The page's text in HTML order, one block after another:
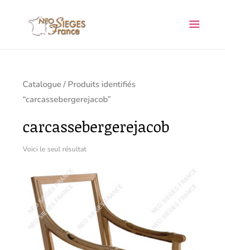
Catalogue / Produits identifiés
“carcassebergerejacob”
carcassebergerejacob
Voici le seul résultat